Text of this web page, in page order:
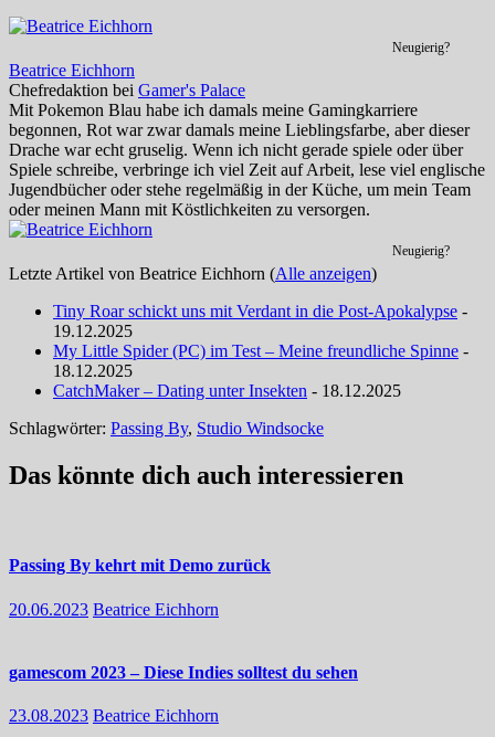
Neugierig?
Beatrice Eichhorn
Chefredaktion bei Gamer's Palace
Mit Pokemon Blau habe ich damals meine Gamingkarriere
begonnen, Rot war zwar damals meine Lieblingsfarbe, aber dieser
Drache war echt gruselig. Wenn ich nicht gerade spiele oder über
Spiele schreibe, verbringe ich viel Zeit auf Arbeit, lese viel englische
Jugendbücher oder stehe regelmäßig in der Küche, um mein Team
oder meinen Mann mit Köstlichkeiten zu versorgen.
Neugierig?
Letzte Artikel von Beatrice Eichhorn (Alle anzeigen)
Tiny Roar schickt uns mit Verdant in die Post-Apokalypse -
19.12.2025
My Little Spider (PC) im Test – Meine freundliche Spinne -
18.12.2025
CatchMaker – Dating unter Insekten - 18.12.2025
Schlagwörter: Passing By, Studio Windsocke
Das könnte dich auch interessieren
Passing By kehrt mit Demo zurück
20.06.2023 Beatrice Eichhorn
gamescom 2023 – Diese Indies solltest du sehen
23.08.2023 Beatrice Eichhorn